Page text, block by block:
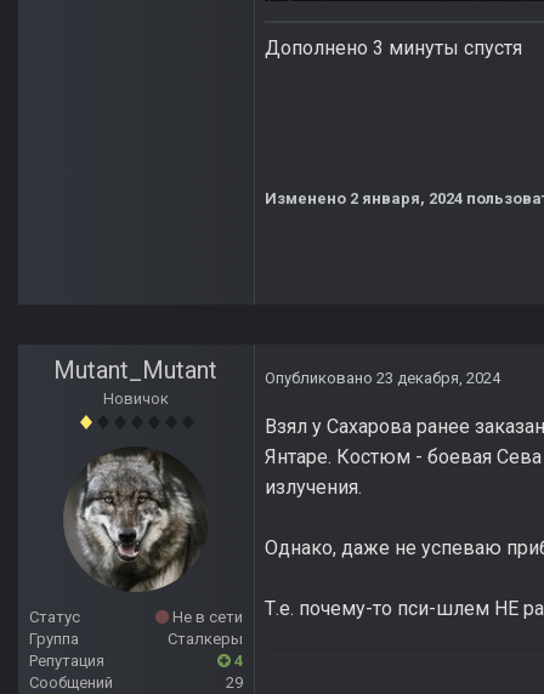
Дополнено 3 минуты спустя
Изменено 2 января, 2024
Mutant_Mutant
Новичок
Статус
Не в сети
Группа
Сталкеры
Репутация
4
Сообщений
29
Опубликовано 23 декабря, 2024
Взял у Сахарова ранее
Янтаре. Костюм - боевая
излучения.
Однако, даже не успеваю
Т.е. почему-то пси-шлем НЕ